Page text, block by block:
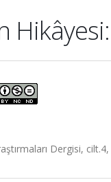
Dergisi,